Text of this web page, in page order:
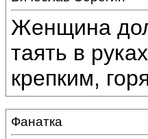
Женщина
таять в
крепким,
Фанатка